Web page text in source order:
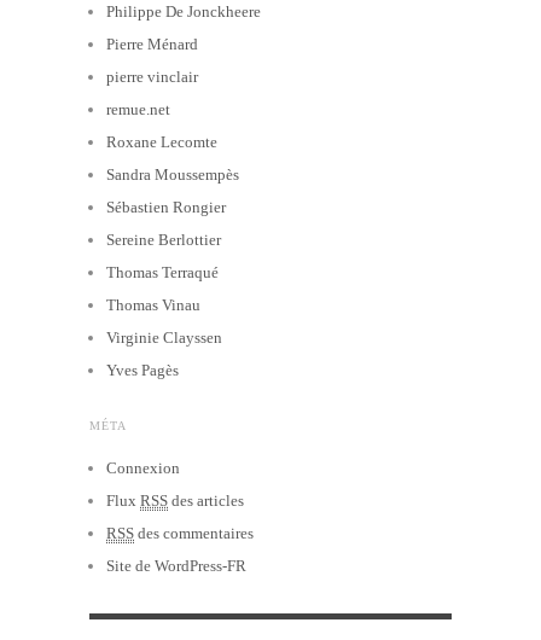
Philippe De Jonckheere
Pierre Ménard
pierre vinclair
remue.net
Roxane Lecomte
Sandra Moussempès
Sébastien Rongier
Sereine Berlottier
Thomas Terraqué
Thomas Vinau
Virginie Clayssen
Yves Pagès
MÉTA
Connexion
Flux RSS des articles
RSS des commentaires
Site de WordPress-FR